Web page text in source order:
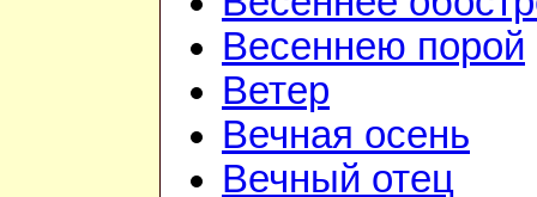
Весеннею порой
Ветер
Вечная осень
Вечный отец